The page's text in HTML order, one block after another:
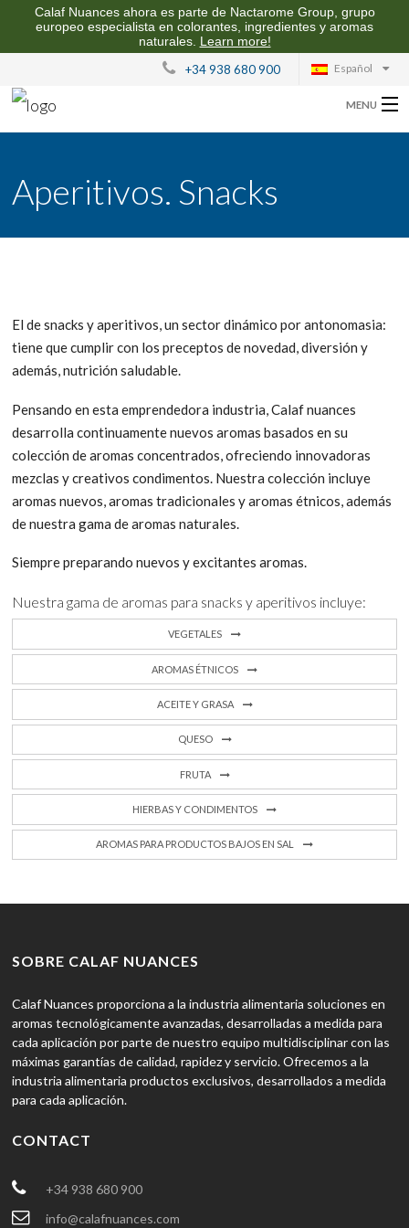
Calaf Nuances ahora es parte de Nactarome Group, grupo
europeo especialista en colorantes, ingredientes y aromas
naturales. Learn more!
Español
+34 938 680 900
MENU
AROMAS PARA LA INDUSTRIA ALIMENTARIA
CALIDAD Y SOSTENIBILIDAD
Aperitivos. Snacks
El de snacks y aperitivos, un sector dinámico por antonomasia:
tiene que cumplir con los preceptos de novedad, diversión y
además, nutrición saludable.
Pensando en esta emprendedora industria, Calaf nuances
desarrolla continuamente nuevos aromas basados en su
colección de aromas concentrados, ofreciendo innovadoras
mezclas y creativos condimentos. Nuestra colección incluye
aromas nuevos, aromas tradicionales y aromas étnicos, además
de nuestra gama de aromas naturales.
Siempre preparando nuevos y excitantes aromas.
Nuestra gama de aromas para snacks y aperitivos incluye:
VEGETALES
AROMAS ÉTNICOS
ACEITE Y GRASA
QUESO
FRUTA
HIERBAS Y CONDIMENTOS
AROMAS PARA PRODUCTOS BAJOS EN SAL
SOBRE CALAF NUANCES
Calaf Nuances proporciona a la industria alimentaria soluciones en
aromas tecnológicamente avanzadas, desarrolladas a medida para
cada aplicación por parte de nuestro equipo multidisciplinar con las
máximas garantías de calidad, rapidez y servicio. Ofrecemos a la
industria alimentaria productos exclusivos, desarrollados a medida
para cada aplicación.
CONTACT
+34 938 680 900
info@calafnuances.com